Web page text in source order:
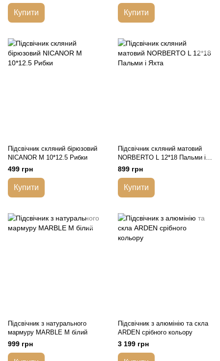
Купити Купити
Підсвічник скляний бірюзовий
NICANOR M 10*12.5 Рибки
499 грн
Купити
Підсвічник скляний матовий
NORBERTO L 12*18 Пальми і
Яхта
899 грн
Купити
Підсвічник з натурального
мармуру MARBLE M білий
999 грн
Підсвічник з алюмінію та скла
ARDEN срібного кольору
3 199 грн